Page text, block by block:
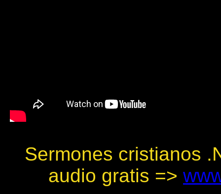
Sermones cristianos
audio gratis =>